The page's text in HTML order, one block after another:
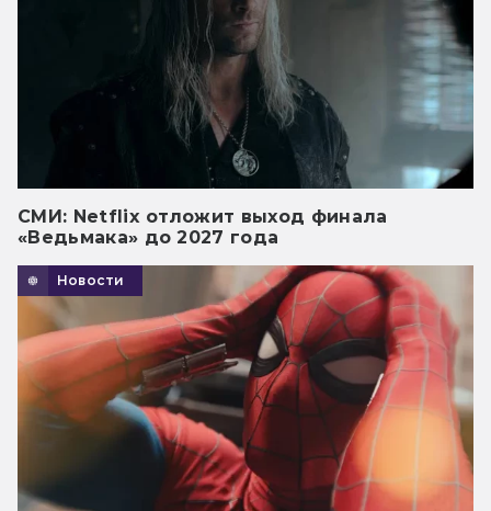
СМИ: Netflix отложит выход финала
«Ведьмака» до 2027 года
Новости